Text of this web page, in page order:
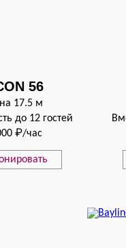
56
17.5 м
до 12 гостей
₽/час